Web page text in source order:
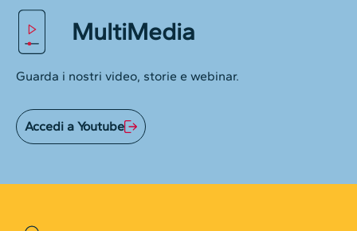
MultiMedia
Guarda i nostri video, storie e webinar.
Accedi a Youtube